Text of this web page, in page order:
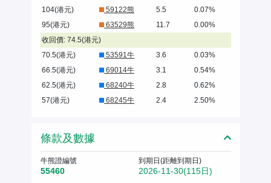
104(港元)
59122熊 5.5
0.07%
95(港元)
63529熊 11.7
0.00%
收回價: 74.5(港元)
70.5(港元)
53591牛 3.6
0.03%
66.5(港元)
69014牛 3.1
0.54%
62.5(港元)
68240牛 2.8
0.62%
57(港元)
68245牛 2.4 2.50%
條款及數據
牛熊證編號
55460
到期日(距離到期日)
2026-11-30(115日)